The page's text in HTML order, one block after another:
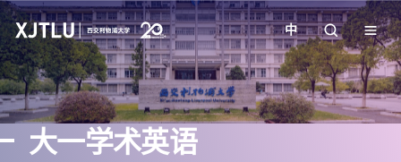
教学
招生
中
大一学术英语